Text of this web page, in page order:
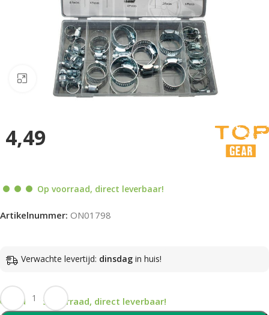
Klik om te vergroten
4,49
Op voorraad, direct leverbaar!
Artikelnummer: ON01798
Verwachte levertijd: dinsdag in huis!
Op voorraad, direct leverbaar!